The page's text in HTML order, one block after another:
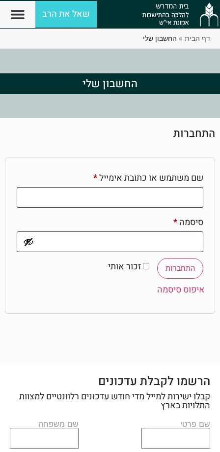
שאל את הרב
דף הבית » החשבון שלי
החשבון שלי
התחברות
שם משתמש או כתובת אימייל*
סיסמה*
זכור אותי התחברות
איפוס סיסמה
הרשמו לקבלת עדכונים
קבלו ישירות למייל מדי חודש עדכונים רלוונטיים למצוות
התלויות בארץ
שם פרטי שם משפחה